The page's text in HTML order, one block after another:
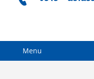
Menu